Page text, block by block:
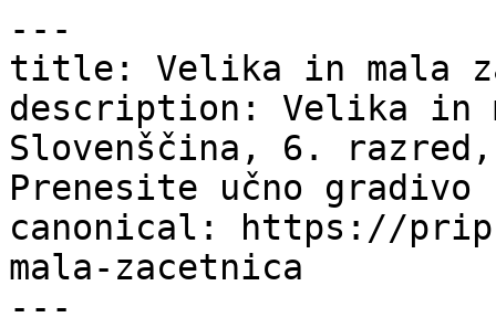
---
title: Velika in mala
description: Velika in
Slovenščina, 6.
Prenesite učno
canonical: https://
mala-zacetnica
---